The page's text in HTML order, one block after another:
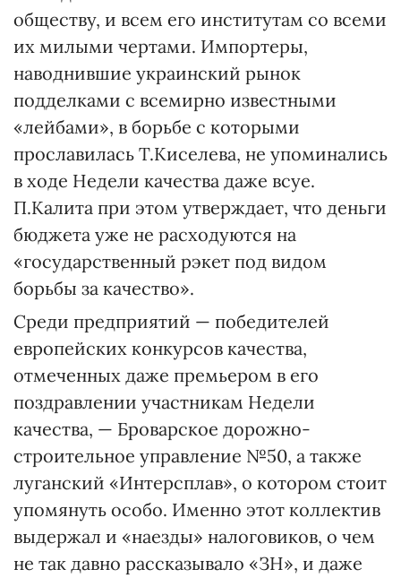
обществу, и всем его институтам со всеми
их милыми чертами. Импортеры,
наводнившие украинский рынок
подделками с всемирно известными
«лейбами», в борьбе с которыми
прославилась Т.Киселева, не упоминались
в ходе Недели качества даже всуе.
П.Калита при этом утверждает, что деньги
бюджета уже не расходуются на
«государственный рэкет под видом
борьбы за качество».
Среди предприятий — победителей
европейских конкурсов качества,
отмеченных даже премьером в его
поздравлении участникам Недели
качества, — Броварское дорожно-
строительное управление №50, а также
луганский «Интерсплав», о котором стоит
упомянуть особо. Именно этот коллектив
выдержал и «наезды» налоговиков, о чем
не так давно рассказывало «ЗН», и даже